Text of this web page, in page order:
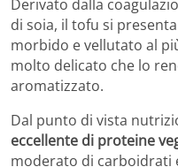
Derivato dalla
di soia, il tofu si
morbido e vellutato al
molto delicato che lo
aromatizzato.
Dal punto di vista
eccellente di proteine
moderato di carboidrati